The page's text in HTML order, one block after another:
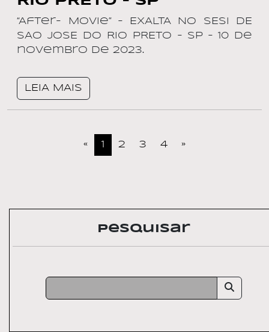
“After- Movie” – EXALTA NO SESI DE
SAO JOSE DO RIO PRETO – SP – 10 de
novembro de 2023.
LEIA MAIS
« 1 2 3 4 »
Pesquisar